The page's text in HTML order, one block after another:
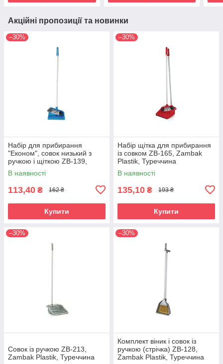
Акційні пропозиції та новинки
–30%
Набір для прибирання
"Економ", совок низький з
ручкою і щіткою ZB-139,
Zambak Plastik, Туреччина
В наявності
113,40 ₴ 162 ₴
Купити
–30%
Набір щітка для прибирання
із совком ZB-165, Zambak
Plastik, Туреччина
В наявності
135,10 ₴ 193 ₴
Купити
–30%
Совок із ручкою ZB-213,
Zambak Plastik, Туреччина
–30%
Комплект віник і совок із
ручкою (стрічка) ZB-128,
Zambak Plastik, Туреччина